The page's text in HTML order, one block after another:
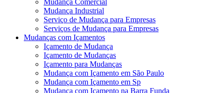
Mudança Comercial
Mudança Industrial
Serviço de Mudança para Empresas
Serviços de Mudança para Empresas
Mudanças com Içamentos
Içamento de Mudança
Içamento de Mudanças
Içamento para Mudanças
Mudança com Içamento em São Paulo
Mudança com Içamento em Sp
Mudança com Içamento na Barra Funda